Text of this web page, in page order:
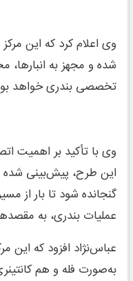
شده و مجهز به انبارها،
تخصصی بندری خواهد
وی با تأکید بر اهمیت
این طرح، پیش‌بینی شده
گنجانده شود تا بار از
عملیات بندری، به
عباس‌نژاد افزود که این
به‌صورت فله و هم